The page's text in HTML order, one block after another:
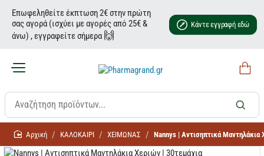
Επωφεληθείτε έκπτωση 2€ στην πρώτη
σας αγορά (ισχύει με αγορές από 25€ &
άνω) , εγγραφείτε σήμερα 🙌
Κάντε εγγραφή εδώ
homeΚΑΛΟΚΑΙΡΙ ΧΕΙΜΩΝΑΣ Nannys | Αντισηπτικά Μαντηλάκια